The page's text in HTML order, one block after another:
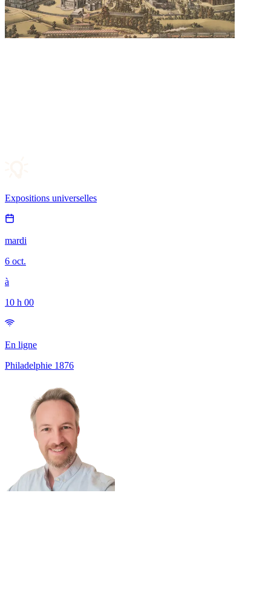
Expositions universelles
mardi
6 oct.
à
10 h 00
En ligne
Philadelphie 1876